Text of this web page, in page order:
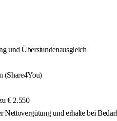
und Überstundenausgleich
(Share4You)
€ 2.550
Nettovergütung und erhalte bei